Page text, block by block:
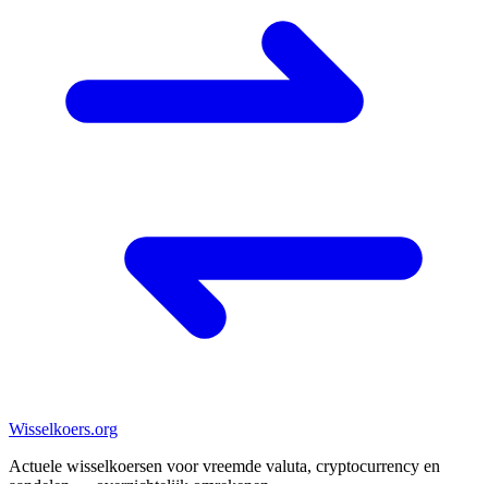
Wisselkoers.org
Actuele wisselkoersen voor vreemde valuta, cryptocurrency en